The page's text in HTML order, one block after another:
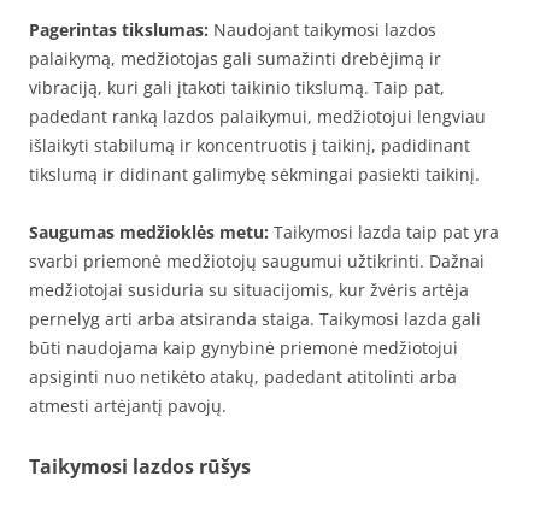
Pagerintas tikslumas: Naudojant taikymosi lazdos
palaikymą, medžiotojas gali sumažinti drebėjimą ir
vibraciją, kuri gali įtakoti taikinio tikslumą. Taip pat,
padedant ranką lazdos palaikymui, medžiotojui lengviau
išlaikyti stabilumą ir koncentruotis į taikinį, padidinant
tikslumą ir didinant galimybę sėkmingai pasiekti taikinį.
Saugumas medžioklės metu: Taikymosi lazda taip pat yra
svarbi priemonė medžiotojų saugumui užtikrinti. Dažnai
medžiotojai susiduria su situacijomis, kur žvėris artėja
pernelyg arti arba atsiranda staiga. Taikymosi lazda gali
būti naudojama kaip gynybinė priemonė medžiotojui
apsiginti nuo netikėto atakų, padedant atitolinti arba
atmesti artėjantį pavojų.
Taikymosi lazdos rūšys